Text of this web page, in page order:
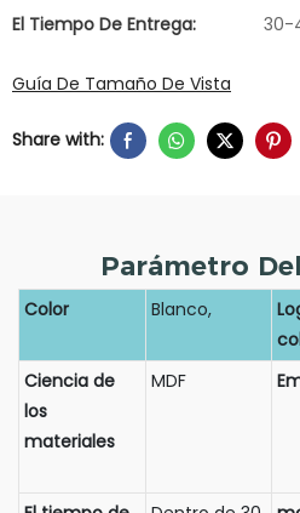
El Tiempo De Entrega:
30-
Guía De Tamaño De Vista
Share with:
Parámetro
Color Blanco,
Ciencia de
los
materiales
MDF